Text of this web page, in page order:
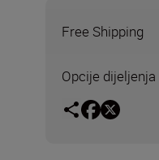
Free Shipping
Opcije dijeljenja